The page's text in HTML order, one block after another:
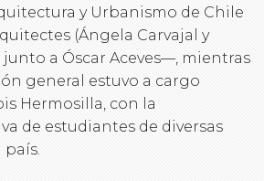
y Urbanismo de Chile
(Ángela Carvajal y
a Óscar Aceves—, mientras
general estuvo a cargo
Hermosilla, con la
de estudiantes de diversas
país.